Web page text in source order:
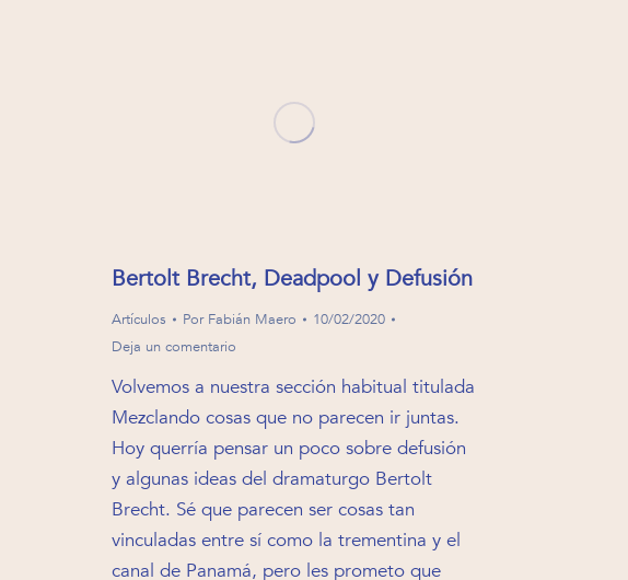
Bertolt Brecht, Deadpool y Defusión
Artículos Por Fabián Maero
10/02/2020
Deja un comentario
Volvemos a nuestra sección habitual titulada
Mezclando cosas que no parecen ir juntas.
Hoy querría pensar un poco sobre defusión
y algunas ideas del dramaturgo Bertolt
Brecht. Sé que parecen ser cosas tan
vinculadas entre sí como la trementina y el
canal de Panamá, pero les prometo que